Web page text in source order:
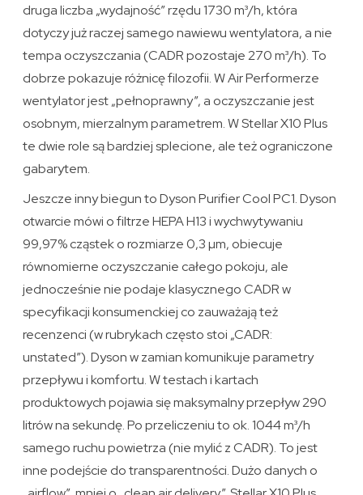
druga liczba „wydajność” rzędu 1730 m³/h, która
dotyczy już raczej samego nawiewu wentylatora, a nie
tempa oczyszczania (CADR pozostaje 270 m³/h). To
dobrze pokazuje różnicę filozofii. W Air Performerze
wentylator jest „pełnoprawny”, a oczyszczanie jest
osobnym, mierzalnym parametrem. W Stellar X10 Plus
te dwie role są bardziej splecione, ale też ograniczone
gabarytem.
Jeszcze inny biegun to Dyson Purifier Cool PC1. Dyson
otwarcie mówi o filtrze HEPA H13 i wychwytywaniu
99,97% cząstek o rozmiarze 0,3 µm, obiecuje
równomierne oczyszczanie całego pokoju, ale
jednocześnie nie podaje klasycznego CADR w
specyfikacji konsumenckiej co zauważają też
recenzenci (w rubrykach często stoi „CADR:
unstated”). Dyson w zamian komunikuje parametry
przepływu i komfortu. W testach i kartach
produktowych pojawia się maksymalny przepływ 290
litrów na sekundę. Po przeliczeniu to ok. 1044 m³/h
samego ruchu powietrza (nie mylić z CADR). To jest
inne podejście do transparentności. Dużo danych o